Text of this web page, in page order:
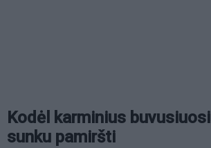
Kodėl karminius
sunku pamiršti